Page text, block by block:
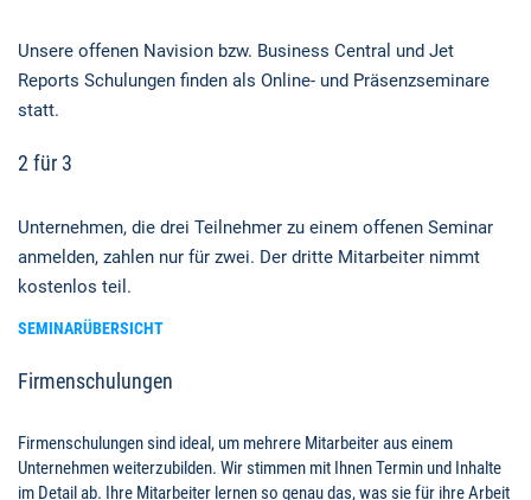
Unsere offenen Navision bzw. Business Central und Jet
Reports Schulungen finden als Online- und Präsenzseminare
statt.
2 für 3
Unternehmen, die drei Teilnehmer zu einem offenen Seminar
anmelden, zahlen nur für zwei. Der dritte Mitarbeiter nimmt
kostenlos teil.
SEMINARÜBERSICHT
Firmenschulungen
Firmenschulungen sind ideal, um mehrere Mitarbeiter aus einem
Unternehmen weiterzubilden. Wir stimmen mit Ihnen Termin und Inhalte
im Detail ab. Ihre Mitarbeiter lernen so genau das, was sie für ihre Arbeit